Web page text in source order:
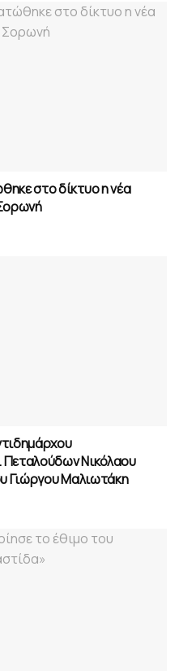
στο δίκτυο η νέα
Πεταλούδων Νικόλαου
Γιώργου Μαλιωτάκη